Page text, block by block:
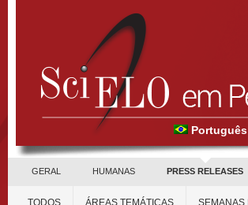
Português
GERAL HUMANAS PRESS RELEASES
TODOS ÁREAS TEMÁTICAS SEMANAS